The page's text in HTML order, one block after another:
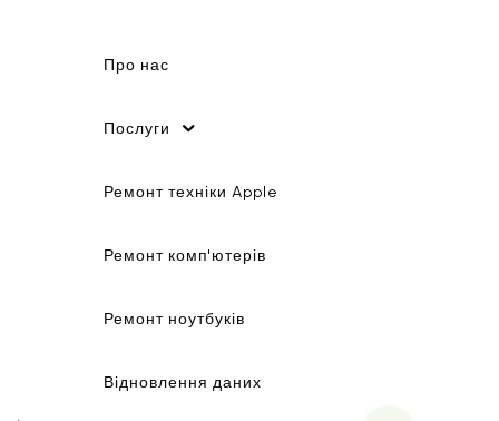
Про нас
Послуги
Ремонт техніки Apple
Ремонт комп'ютерів
Ремонт ноутбуків
Відновлення даних